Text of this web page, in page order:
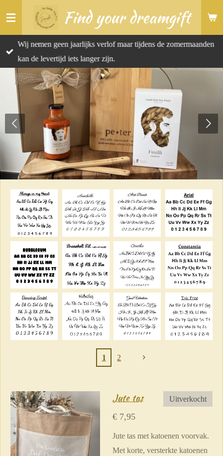
Ga
naar
de
hoofdinhoud
Find your dreamgift
Wij nemen geen jaarlijks verlof maar tijdens de zomermaanden
kan de levertijd iets langer zijn.
1 2
Uitverkocht
Jute tas
€ 7,95
Jute tas met katoenen voorvak.
Met korte, versterkte katoenen